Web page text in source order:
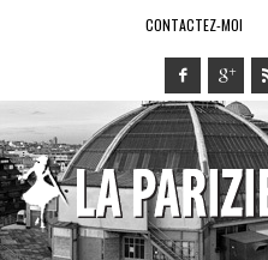
CONTACTEZ-MOI